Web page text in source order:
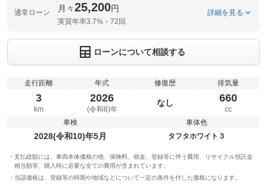
通常ローン 月々25,200円
実質年率3.7%・72回
詳細を見る
ローンについて相談する
走行距離
3
km
年式
2026
(令和8)年
修復歴
なし
排気量
660
cc
車検
2028(令和10)年5月
車体色
タフタホワイト３
支払総額には、車両本体価格の他、保険料、税金、登録等に伴う費用、リサイクル預託金
相当額等、購入時に必要な全ての費用が含まれています。
当該価格は、登録等の時期や地域などについて一定の条件を付した価格になります。